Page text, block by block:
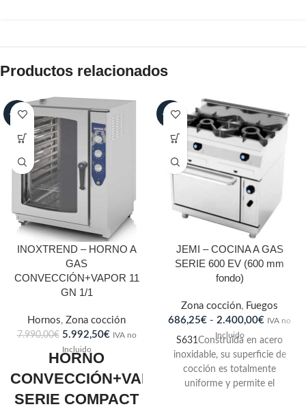
Productos relacionados
-25%
INOXTREND – HORNO A
GAS
CONVECCIÓN+VAPOR 11
GN 1/1
Hornos, Zona cocción
7.990,00€ 5.992,50€ IVA no
Incluido
HORNO
CONVECCIÓN+VAPOR
SERIE COMPACT
-25%
JEMI – COCINA A GAS
SERIE 600 EV (600 mm
fondo)
Zona cocción, Fuegos
686,25€ - 2.400,00€ IVA no
Incluido
S631Construida en acero
inoxidable, su superficie de
cocción es totalmente
uniforme y permite el